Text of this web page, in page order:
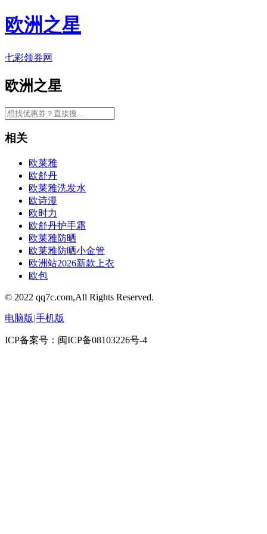
欧洲之星
七彩领券网
欧洲之星
相关
欧莱雅
欧舒丹
欧莱雅洗发水
欧诗漫
欧时力
欧舒丹护手霜
欧莱雅防晒
欧莱雅防晒小金管
欧洲站2026新款上衣
欧包
© 2022 qq7c.com,All Rights Reserved.
电脑版 |手机版
ICP备案号：闽ICP备08103226号-4